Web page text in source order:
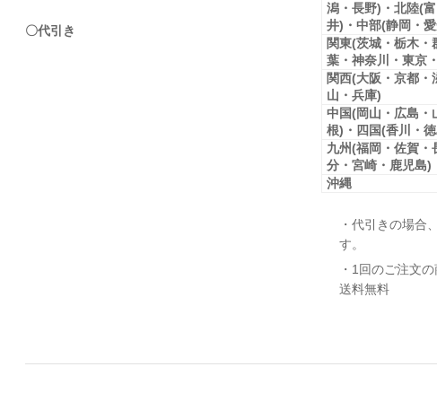
〇代引き
潟・長野)・北陸(
井)・中部(静岡・
関東(茨城・栃木・
葉・神奈川・東京
関西(大阪・京都・
山・兵庫)
中国(岡山・広島・
根)・四国(香川・
九州(福岡・佐賀・
分・宮崎・鹿児島)
沖縄
・代引きの場合
す。
・1回のご注文
送料無料